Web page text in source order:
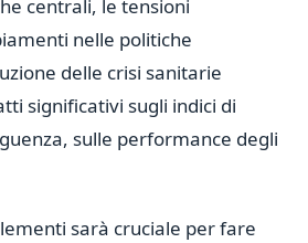
centrali, le tensioni
nelle politiche
delle crisi sanitarie
significativi sugli indici di
sulle performance degli
sarà cruciale per fare